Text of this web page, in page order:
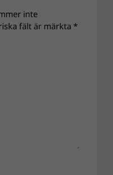
inte
fält är märkta *